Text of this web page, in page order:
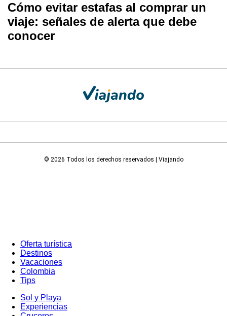
Cómo evitar estafas al comprar un
viaje: señales de alerta que debe
conocer
© 2026 Todos los derechos reservados | Viajando
Oferta turística
Destinos
Vacaciones
Colombia
Tips
Sol y Playa
Experiencias